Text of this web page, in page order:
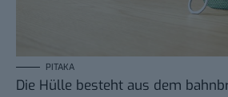
PITAKA
Die Hülle besteht aus dem